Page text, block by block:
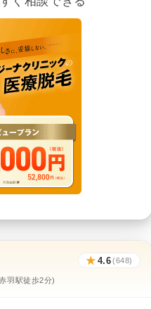
★ 4.6(648)
羽駅徒歩2分)